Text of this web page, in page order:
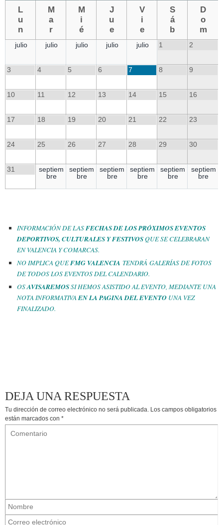
L
u
n
M
a
r
M
i
é
J
u
e
V
i
e
S
á
b
D
o
m
julio julio julio julio julio 1 2
3 4 5 6 7 8 9
10 11 12 13 14 15 16
17 18 19 20 21 22 23
24 25 26 27 28 29 30
31
septiem
bre
septiem
bre
septiem
bre
septiem
bre
septiem
bre
septiem
bre
INFORMACIÓN DE LASFECHAS DE LOS PRÓXIMOS EVENTOS
DEPORTIVOS, CULTURALES Y FESTIVOSQUE SE CELEBRARAN
EN VALENCIA Y COMARCAS.
NO IMPLICA QUEFMG VALENCIA TENDRÁ GALERÍAS DE FOTOS
DE TODOS LOS EVENTOS DEL CALENDARIO.
OSAVISAREMOSSI HEMOS ASISTIDO AL EVENTO, MEDIANTE UNA
NOTA INFORMATIVAEN LA PAGINA DEL EVENTO UNA VEZ
FINALIZADO.
DEJA UNA RESPUESTA
Tu dirección de correo electrónico no será publicada. Los campos obligatorios
están marcados con *